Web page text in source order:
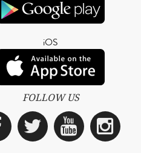
iOS
FOLLOW US
Facebook
Twitter